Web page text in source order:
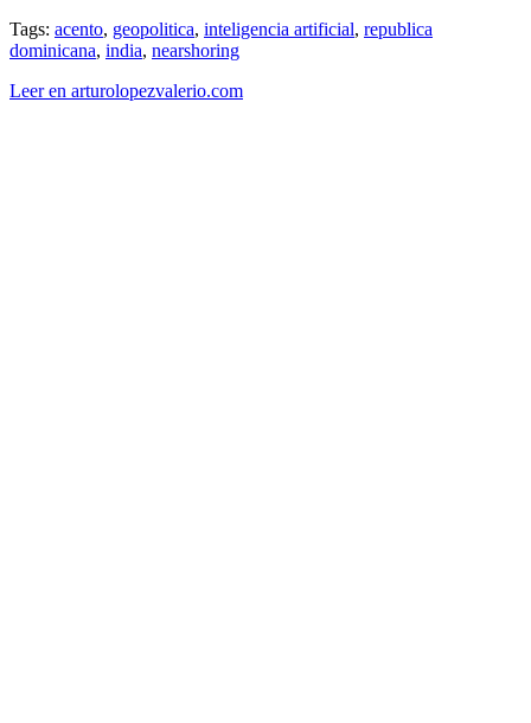
Tags: acento, geopolitica, inteligencia artificial, republica
dominicana, india, nearshoring
Leer en arturolopezvalerio.com